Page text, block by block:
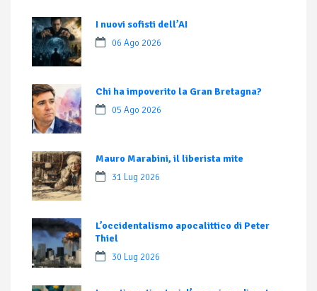
I nuovi sofisti dell’AI
06 Ago 2026
Chi ha impoverito la Gran Bretagna?
05 Ago 2026
Mauro Marabini, il liberista mite
31 Lug 2026
L’occidentalismo apocalittico di Peter
Thiel
30 Lug 2026